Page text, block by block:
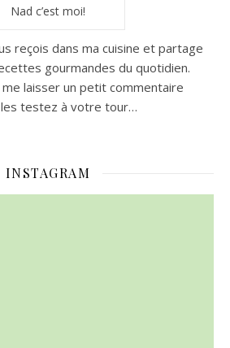
Nad c’est moi!
reçois dans ma cuisine et partage
gourmandes du quotidien.
me laisser un petit commentaire
les testez à votre tour…
INSTAGRAM